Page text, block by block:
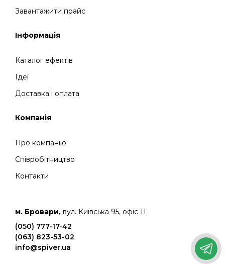
Завантажити прайс
Інформація
Каталог ефектів
Ідеї
Доставка і оплата
Компанія
Про компанію
Співробітництво
Контакти
м. Бровари, вул. Київська 95, офіс 11
(050) 777-17-42
(063) 823-53-02
info@spiver.ua